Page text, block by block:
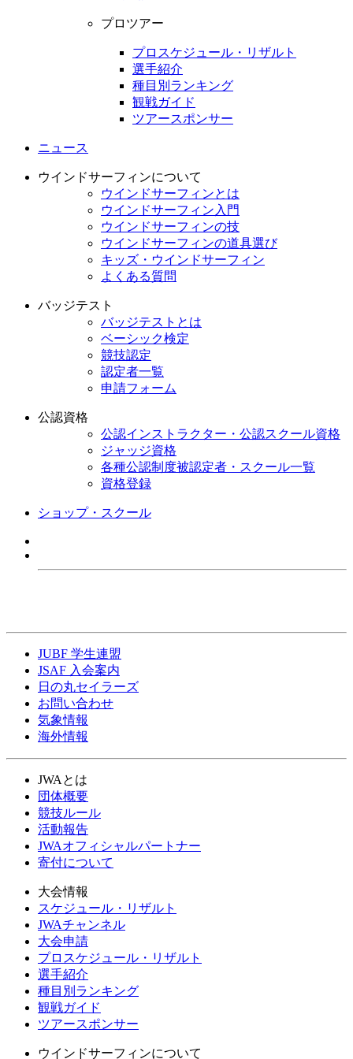
プロツアー
プロスケジュール・リザルト
選手紹介
種目別ランキング
観戦ガイド
ツアースポンサー
ニュース
ウインドサーフィンについて
ウインドサーフィンとは
ウインドサーフィン入門
ウインドサーフィンの技
ウインドサーフィンの道具選び
キッズ・ウインドサーフィン
よくある質問
バッジテスト
バッジテストとは
ベーシック検定
競技認定
認定者一覧
申請フォーム
公認資格
公認インストラクター・公認スクール資格
ジャッジ資格
各種公認制度被認定者・スクール一覧
資格登録
ショップ・スクール
JUBF 学生連盟
JSAF 入会案内
日の丸セイラーズ
お問い合わせ
気象情報
海外情報
JWAとは
団体概要
競技ルール
活動報告
JWAオフィシャルパートナー
寄付について
大会情報
スケジュール・リザルト
JWAチャンネル
大会申請
プロスケジュール・リザルト
選手紹介
種目別ランキング
観戦ガイド
ツアースポンサー
ウインドサーフィンについて